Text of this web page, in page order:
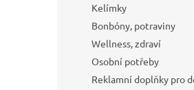
Kelímky
Bonbóny, potraviny
Wellness, zdraví
Osobní potřeby
Reklamní doplňky pro